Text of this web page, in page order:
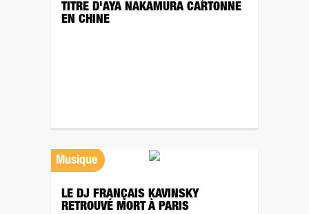
TITRE D'AYA NAKAMURA CARTONNE
EN CHINE
Musique
LE DJ FRANÇAIS KAVINSKY
RETROUVÉ MORT À PARIS